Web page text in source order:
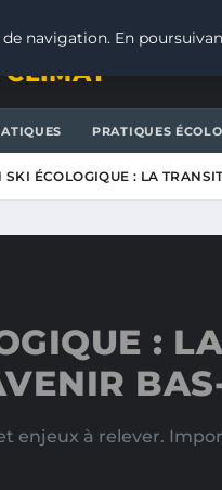
CLIMAT
PRATIQUES
SKI ÉCOLOGIQUE : LA
: LA
enjeux à relever.
navigation. En